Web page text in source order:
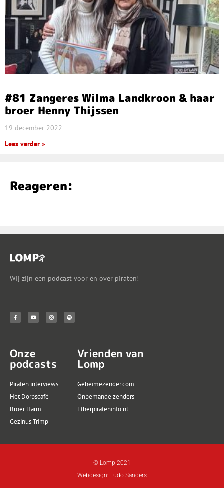
#81 Zangeres Wilma Landkroon & haar
broer Henny Thijssen
19 december 2022
Lees verder »
Reageren:
Wij zijn een podcast voor en over piraten!
Onze
podcasts
Piraten interviews
Het Dorpscafé
Broer Harm
Gezinus Trimp
Vrienden van
Lomp
Geheimezender.com
Onbemande zenders
Etherpirateninfo.nl
© Lomp 2021
Webdesign: Ludo Sanders